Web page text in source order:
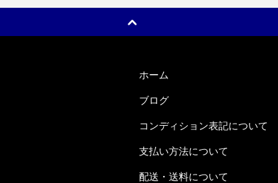
ホーム
ブログ
コンディション表記について
支払い方法について
配送・送料について